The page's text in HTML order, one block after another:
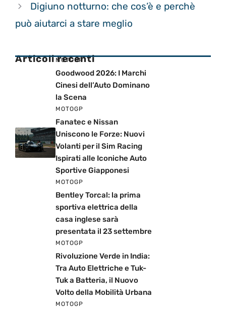
Digiuno notturno: che cos’è e perchè
può aiutarci a stare meglio
Articoli recenti
MOTOGP
Goodwood 2026: I Marchi
Cinesi dell’Auto Dominano
la Scena
MOTOGP
Fanatec e Nissan
Uniscono le Forze: Nuovi
Volanti per il Sim Racing
Ispirati alle Iconiche Auto
Sportive Giapponesi
MOTOGP
Bentley Torcal: la prima
sportiva elettrica della
casa inglese sarà
presentata il 23 settembre
MOTOGP
Rivoluzione Verde in India:
Tra Auto Elettriche e Tuk-
Tuk a Batteria, il Nuovo
Volto della Mobilità Urbana
MOTOGP